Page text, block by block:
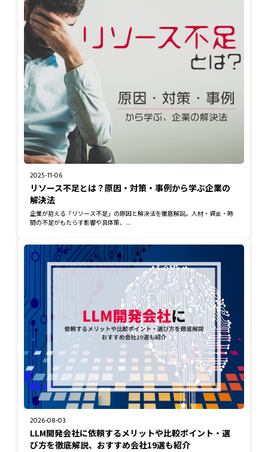
2025-11-06
リソース不足とは？原因・対策・事例から学ぶ企業の
解決法
企業が抱える「リソース不足」の原因と解決法を徹底解説。人材・資金・時
間の不足がもたらす影響や具体策、...
2026-08-03
LLM開発会社に依頼するメリットや比較ポイント・選
び方を徹底解説、おすすめ会社19選も紹介